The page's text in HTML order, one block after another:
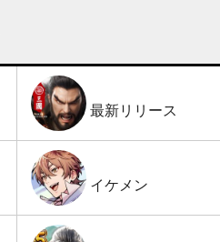
最新リリース
イケメン